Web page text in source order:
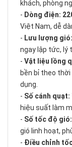
khách, phòng
- Dòng điện:
Việt Nam, dễ
- Lưu lượng
ngay lập tức, lý
- Vật liệu lồng
bền bỉ theo
dụng.
- Số cánh quạt:
hiệu suất làm
- Số tốc độ
gió linh hoạt,
- Điều chỉnh